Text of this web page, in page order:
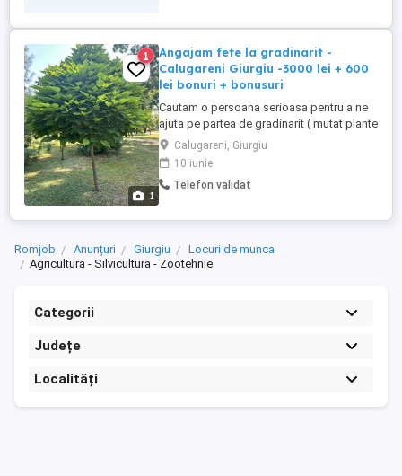
1
1
Angajam fete la gradinarit -
Calugareni Giurgiu -3000 lei + 600
lei bonuri + bonusuri
Cautam o persoana serioasa pentru a ne
ajuta pe partea de gradinarit ( mutat plante
la ghivece mai mari, udat, pus rasaduri la
ghiveci, pigulit plantele de buruian, etc)
Ideal este sa fie o persoana din
Calugareni, sau imprejurimi ( Branistari,
Uzunu, Adunati, 1 ...
Calugareni, Giurgiu
10 iunie
Telefon validat
Romjob Anunțuri Giurgiu
Locuri de munca
Agricultura - Silvicultura - Zootehnie
Categorii
Județe
Localități